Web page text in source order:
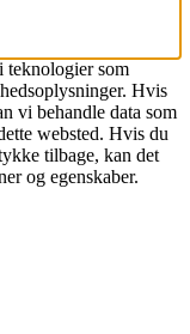
teknologier som
Hvis
vi behandle data som
websted. Hvis du
tilbage, kan det
og egenskaber.